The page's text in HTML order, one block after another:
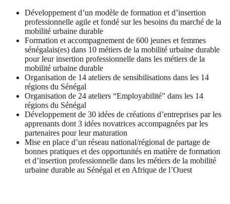
Développement d’un modèle de formation et d’insertion
professionnelle agile et fondé sur les besoins du marché de la
mobilité urbaine durable
Formation et accompagnement de 600 jeunes et femmes
sénégalais(es) dans 10 métiers de la mobilité urbaine durable
pour leur insertion professionnelle dans les métiers de la
mobilité urbaine durable
Organisation de 14 ateliers de sensibilisations dans les 14
régions du Sénégal
Organisation de 24 ateliers “Employabilité” dans les 14
régions du Sénégal
Développement de 30 idées de créations d’entreprises par les
apprenants dont 3 idées novatrices accompagnées par les
partenaires pour leur maturation
Mise en place d’un réseau national/régional de partage de
bonnes pratiques et des opportunités en matière de formation
et d’insertion professionnelle dans les métiers de la mobilité
urbaine durable au Sénégal et en Afrique de l’Ouest